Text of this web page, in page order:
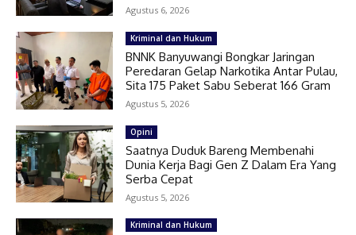
Agustus 6, 2026
Kriminal dan Hukum
BNNK Banyuwangi Bongkar Jaringan
Peredaran Gelap Narkotika Antar Pulau,
Sita 175 Paket Sabu Seberat 166 Gram
Agustus 5, 2026
Opini
Saatnya Duduk Bareng Membenahi
Dunia Kerja Bagi Gen Z Dalam Era Yang
Serba Cepat
Agustus 5, 2026
Kriminal dan Hukum